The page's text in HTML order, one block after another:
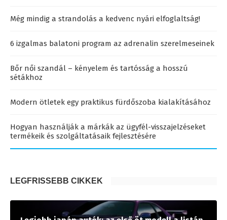
Még mindig a strandolás a kedvenc nyári elfoglaltság!
6 izgalmas balatoni program az adrenalin szerelmeseinek
Bőr női szandál – kényelem és tartósság a hosszú
sétákhoz
Modern ötletek egy praktikus fürdőszoba kialakításához
Hogyan használják a márkák az ügyfél-visszajelzéseket
termékeik és szolgáltatásaik fejlesztésére
LEGFRISSEBB CIKKEK